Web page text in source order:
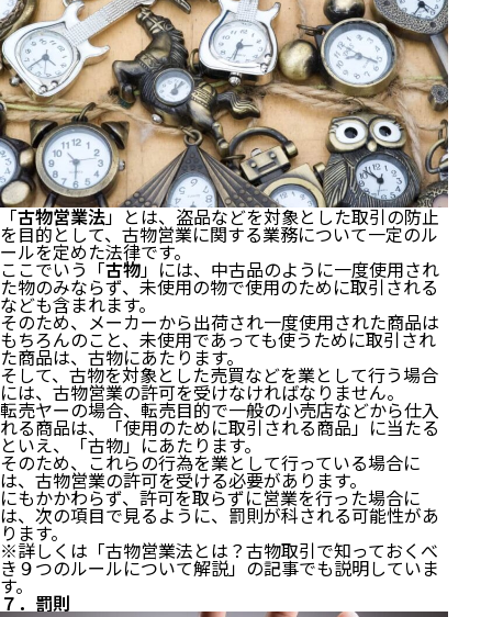
「古物営業法」とは、盗品などを対象とした取引の防止
を目的として、古物営業に関する業務について一定のル
ールを定めた法律です。
ここでいう「古物」には、中古品のように一度使用され
た物のみならず、未使用の物で使用のために取引される
なども含まれます。
そのため、メーカーから出荷され一度使用された商品は
もちろんのこと、未使用であっても使うために取引され
た商品は、古物にあたります。
そして、古物を対象とした売買などを業として行う場合
には、古物営業の許可を受けなければなりません。
転売ヤーの場合、転売目的で一般の小売店などから仕入
れる商品は、「使用のために取引される商品」に当たる
といえ、「古物」にあたります。
そのため、これらの行為を業として行っている場合に
は、古物営業の許可を受ける必要があります。
にもかかわらず、許可を取らずに営業を行った場合に
は、次の項目で見るように、罰則が科される可能性があ
ります。
※詳しくは「古物営業法とは？古物取引で知っておくべ
き９つのルールについて解説」の記事でも説明していま
す。
７．罰則